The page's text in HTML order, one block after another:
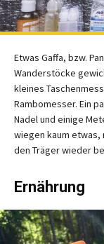
Etwas Gaffa, bzw.
Wanderstöcke
kleines
Rambomesser. Ein
Nadel und einige
wiegen kaum etwas,
den Träger wieder
Ernährung